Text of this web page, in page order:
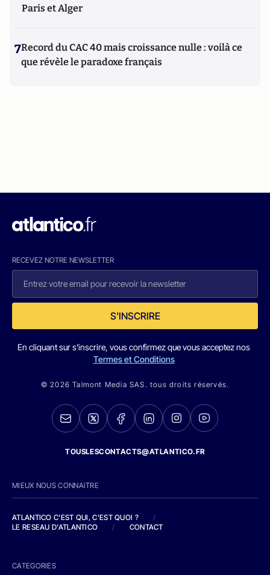
Paris et Alger
7Record du CAC 40 mais croissance nulle : voilà ce
que révèle le paradoxe français
RECEVEZ NOTRE NEWSLETTER
S'INSCRIRE
En cliquant sur s'inscrire, vous confirmez que vous acceptez nos
Termes et Conditions
© 2026 Talmont Media SAS. tous droits réservés.
TOUSLESCONTACTS@ATLANTICO.FR
MIEUX NOUS CONNAITRE
ATLANTICO C'EST QUI, C'EST QUOI ?
/
LE RESEAU D'ATLANTICO
/ CONTACT
CATEGORIES